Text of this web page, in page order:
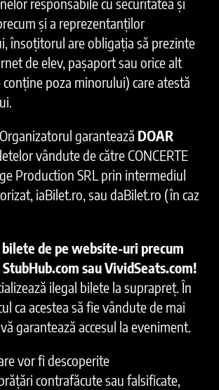
și a reprezentanților
însoțitorul are obligația să prezinte
de elev, pașaport sau orice alt
poza minorului) care atestă
Organizatorul garantează DOAR
vândute de către CONCERTE
Production SRL prin intermediul
iaBilet.ro, sau daBilet.ro (în caz
de pe website-uri precum
sau VividSeats.com!
ilegal bilete la suprapreț. În
ca acestea să fie vândute de mai
garantează accesul la eveniment.
vor fi descoperite
contrafăcute sau falsificate,